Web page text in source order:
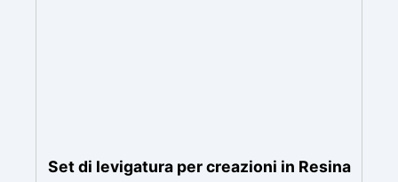
Set di levigatura per creazioni in Resina